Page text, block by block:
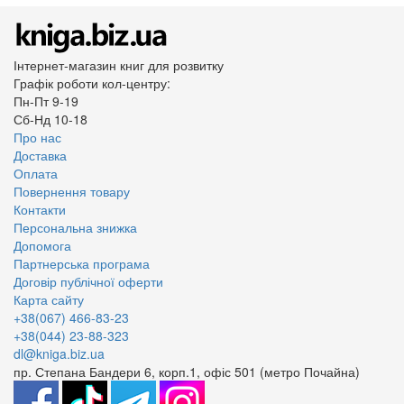
Інтернет-магазин книг для розвитку
Графік роботи кол-центру:
Пн-Пт 9-19
Сб-Нд 10-18
Про нас
Доставка
Оплата
Повернення товару
Контакти
Персональна знижка
Допомога
Партнерська програма
Договір публічної оферти
Карта сайту
+38(067) 466-83-23
+38(044) 23-88-323
dl@kniga.biz.ua
пр. Степана Бандери 6, корп.1, офіс 501 (метро Почайна)